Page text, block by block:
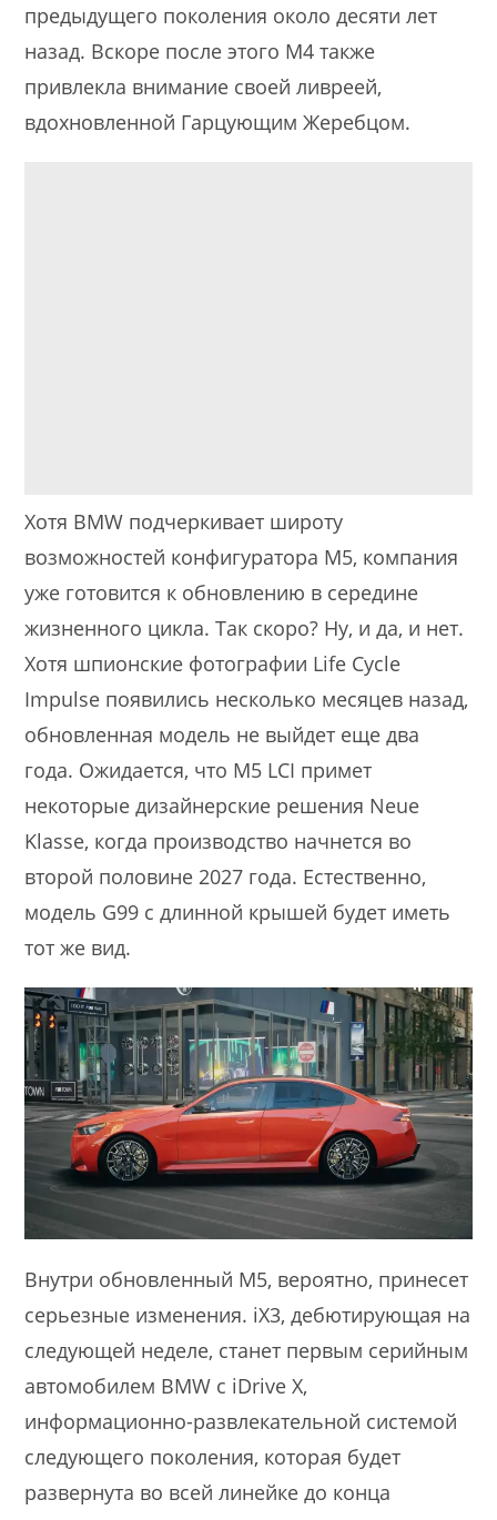
предыдущего поколения около десяти лет
назад. Вскоре после этого M4 также
привлекла внимание своей ливреей,
вдохновленной Гарцующим Жеребцом.
Хотя BMW подчеркивает широту
возможностей конфигуратора M5, компания
уже готовится к обновлению в середине
жизненного цикла. Так скоро? Ну, и да, и нет.
Хотя шпионские фотографии Life Cycle
Impulse появились несколько месяцев назад,
обновленная модель не выйдет еще два
года. Ожидается, что M5 LCI примет
некоторые дизайнерские решения Neue
Klasse, когда производство начнется во
второй половине 2027 года. Естественно,
модель G99 с длинной крышей будет иметь
тот же вид.
Внутри обновленный M5, вероятно, принесет
серьезные изменения. iX3, дебютирующая на
следующей неделе, станет первым серийным
автомобилем BMW с iDrive X,
информационно-развлекательной системой
следующего поколения, которая будет
развернута во всей линейке до конца